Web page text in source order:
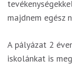
majdnem egész
A pályázat 2
iskolánkat is